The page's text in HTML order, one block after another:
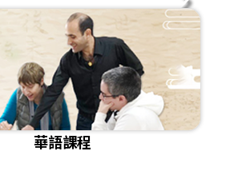
華語課程